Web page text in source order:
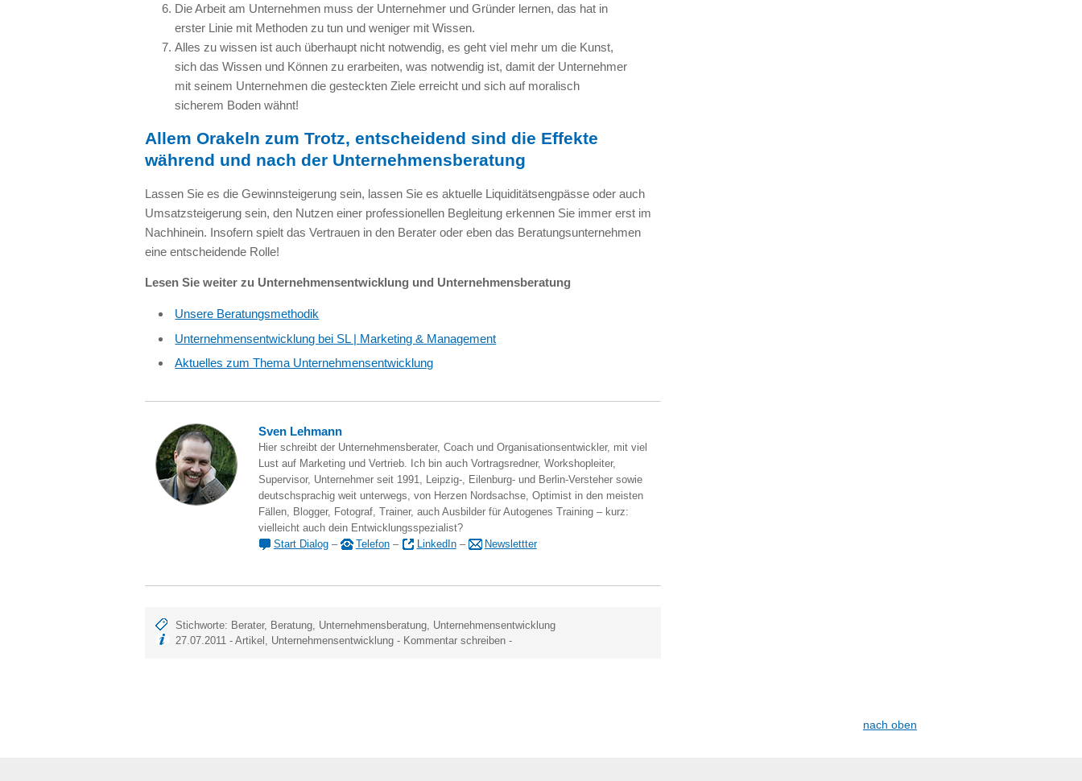
Die Arbeit am Unternehmen muss der Unternehmer und Gründer lernen, das hat in
erster Linie mit Methoden zu tun und weniger mit Wissen.
Alles zu wissen ist auch überhaupt nicht notwendig, es geht viel mehr um die Kunst,
sich das Wissen und Können zu erarbeiten, was notwendig ist, damit der Unternehmer
mit seinem Unternehmen die gesteckten Ziele erreicht und sich auf moralisch
sicherem Boden wähnt!
Allem Orakeln zum Trotz, entscheidend sind die Effekte
während und nach der Unternehmensberatung
Lassen Sie es die Gewinnsteigerung sein, lassen Sie es aktuelle Liquiditätsengpässe oder auch
Umsatzsteigerung sein, den Nutzen einer professionellen Begleitung erkennen Sie immer erst im
Nachhinein. Insofern spielt das Vertrauen in den Berater oder eben das Beratungsunternehmen
eine entscheidende Rolle!
Lesen Sie weiter zu Unternehmensentwicklung und Unternehmensberatung
Unsere Beratungsmethodik
Unternehmensentwicklung bei SL | Marketing & Management
Aktuelles zum Thema Unternehmensentwicklung
Sven Lehmann
Hier schreibt der Unternehmensberater, Coach und Organisationsentwickler, mit viel
Lust auf Marketing und Vertrieb. Ich bin auch Vortragsredner, Workshopleiter,
Supervisor, Unternehmer seit 1991, Leipzig-, Eilenburg- und Berlin-Versteher sowie
deutschsprachig weit unterwegs, von Herzen Nordsachse, Optimist in den meisten
Fällen, Blogger, Fotograf, Trainer, auch Ausbilder für Autogenes Training – kurz:
vielleicht auch dein Entwicklungsspezialist?
Start Dialog– Telefon– LinkedIn– Newslettter
Stichworte: Berater, Beratung, Unternehmensberatung, Unternehmensentwicklung
27.07.2011 -Artikel , Unternehmensentwicklung - Kommentar schreiben -
nach oben